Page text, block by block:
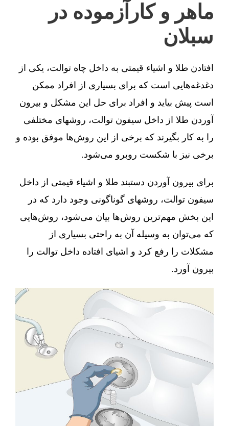
ماهر و کارآزموده در
سبلان
افتادن طلا و اشیاء قیمتی به داخل چاه توالت، یکی از
دغدغه‌هایی است که برای بسیاری از افراد ممکن
است پیش بیاید و افراد برای حل این مشکل و بیرون
آوردن طلا از داخل سیفون توالت، روشهای مختلفی
را به کار بگیرند که برخی از این روش‌ها موفق بوده و
برخی نیز با شکست روبرو می‌شود.
برای بیرون آوردن دستبند طلا و اشیاء قیمتی از داخل
سیفون توالت، روشهای گوناگونی وجود دارد که در
این بخش مهم‌ترین روش‌ها بیان می‌شود، روش‌هایی
که می‌توان به وسیله آن به راحتی بسیاری از
مشکلات را رفع کرد و اشیای افتاده داخل توالت را
بیرون آورد.